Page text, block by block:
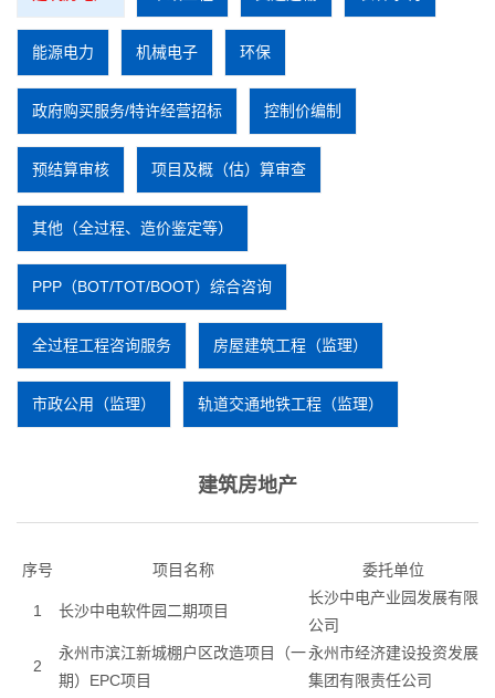
能源电力 机械电子 环保
政府购买服务/特许经营招标 控制价编制
预结算审核 项目及概（估）算审查
其他（全过程、造价鉴定等）
PPP（BOT/TOT/BOOT）综合咨询
全过程工程咨询服务 房屋建筑工程（监理）
市政公用（监理） 轨道交通地铁工程（监理）
建筑房地产
序号 项目名称 委托单位
1 长沙中电软件园二期项目
长沙中电产业园发展有限
公司
2
永州市滨江新城棚户区改造项目（一
期）EPC项目
永州市经济建设投资发展
集团有限责任公司